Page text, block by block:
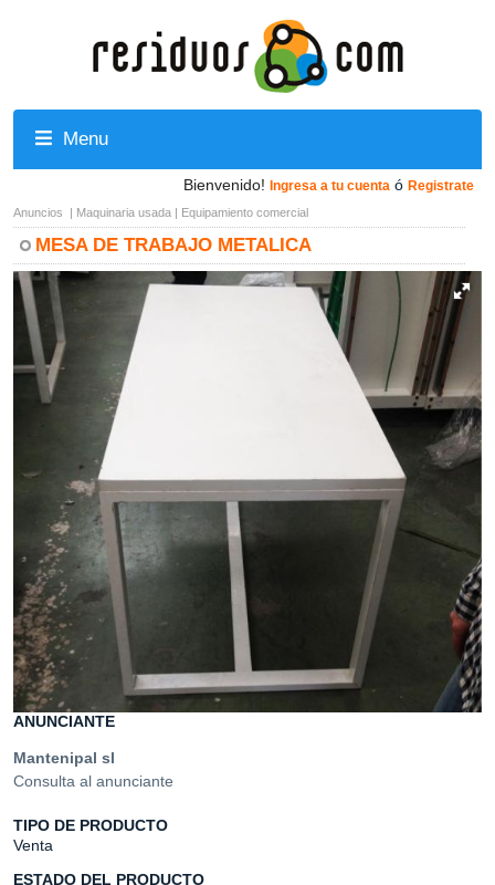
Menu
Bienvenido! Ingresa a tu cuenta ó Registrate
Anuncios | Maquinaria usada | Equipamiento comercial
MESA DE TRABAJO METALICA
ANUNCIANTE
Mantenipal sl
Consulta al anunciante
TIPO DE PRODUCTO
Venta
ESTADO DEL PRODUCTO